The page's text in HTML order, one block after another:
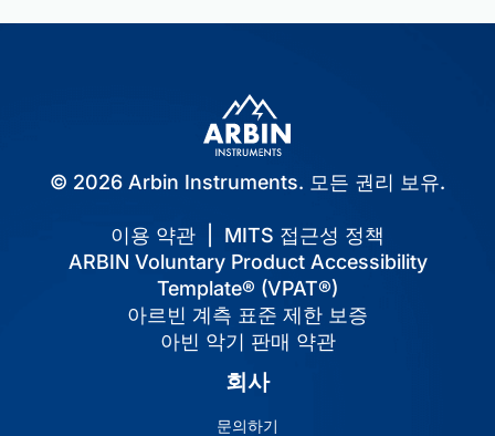
© 2026 Arbin Instruments. 모든 권리 보유.
이용 약관
MITS 접근성 정책
ARBIN Voluntary Product Accessibility
Template® (VPAT®)
아르빈 계측 표준 제한 보증
아빈 악기 판매 약관
회사
문의하기